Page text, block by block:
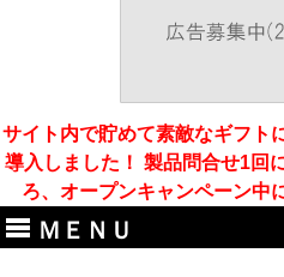
サイト内で貯めて素敵なギフト
導入しました！ 製品問合せ1回
ろ、オープンキャンペーン中
ＭＥＮＵ